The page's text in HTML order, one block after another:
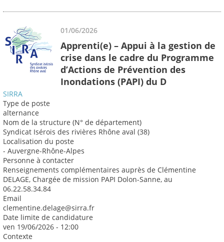
01/06/2026
Apprenti(e) – Appui à la gestion de
crise dans le cadre du Programme
d’Actions de Prévention des
Inondations (PAPI) du D
SIRRA
Type de poste
alternance
Nom de la structure (N° de département)
Syndicat Isérois des rivières Rhône aval (38)
Localisation du poste
- Auvergne-Rhône-Alpes
Personne à contacter
Renseignements complémentaires auprès de Clémentine
DELAGE, Chargée de mission PAPI Dolon-Sanne, au
06.22.58.34.84
Email
clementine.delage@sirra.fr
Date limite de candidature
ven 19/06/2026 - 12:00
Contexte